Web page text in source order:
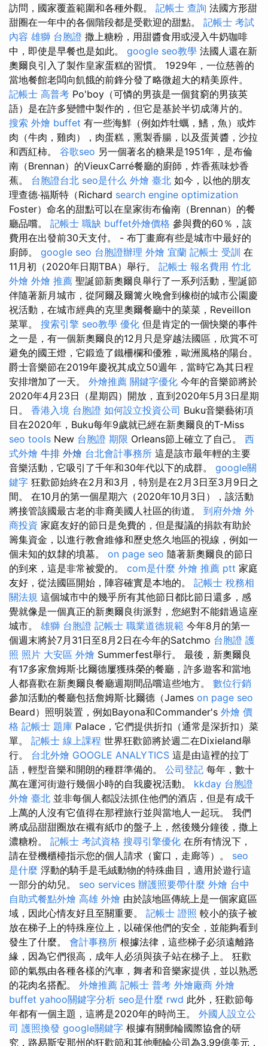
訪問，國家覆蓋範圍和各種外觀。 記帳士 查詢 法國方形甜
甜圈在一年中的各個階段都是受歡迎的甜點。 記帳士 考試
內容 雄獅 台胞證 撒上糖粉，用甜醬食用或浸入牛奶咖啡
中，即使是早餐也是如此。 google seo教學 法國人還在新
奧爾良引入了製作皇家蛋糕的習慣。 1929年，一位慈善的
當地餐館老闆向飢餓的前鋒分發了略微超大的精美原件。
記帳士 高普考 Po'boy（可憐的男孩是一個貧窮的男孩英
語）是在許多變體中製作的，但它是基於半切成薄片的。
搜索 外燴 buffet 有一些海鮮（例如炸牡蠣，鰭，魚）或炸
肉（牛肉，雞肉），肉蛋糕，熏製香腸，以及蛋黃醬，沙拉
和西紅柿。 谷歌seo 另一個著名的糖果是1951年，是布倫
南（Brennan）的VieuxCarré餐廳的廚師，炸香蕉味炒香
蕉。 台胞證台北 seo是什么 外燴 臺北 如今，以他的朋友
理查德·福斯特（Richard search engine optimization
Foster）命名的甜點可以在皇家街布倫南（Brennan）的餐
廳品嚐。 記帳士 職缺 buffet外燴價格 參與費的60％，該
費用在出發前30天支付。 - 布丁畫廊有些是城市中最好的
廚師。 google seo 台胞證辦理 外燴 宜蘭 記帳士 受訓 在
11月初（2020年日期TBA）舉行。 記帳士 報名費用 竹北
外燴 外燴 推薦 聖誕節新奧爾良舉行了一系列活動，聖誕節
伴隨著新月城市，從阿爾及爾篝火晚會到橡樹的城市公園慶
祝活動，在城市經典的克里奧爾餐廳中的菜菜，Reveillon
菜單。 搜索引擎 seo教學 優化 但是肯定的一個快樂的事件
之一是，有一個新奧爾良的12月只是穿越法國區，欣賞不可
避免的國王燈，它鍛造了鐵柵欄和優雅，歐洲風格的陽台。
爵士音樂節在2019年慶祝其成立50週年，當時它為其日程
安排增加了一天。 外燴推薦 關鍵字優化 今年的音樂節將於
2020年4月23日（星期四）開放，直到2020年5月3日星期
日。 香港入境 台胞證 如何設立投資公司 Buku音樂藝術項
目在2020年，Buku每年9歲就已經在新奧爾良的T-Miss
seo tools New 台胞證 期限 Orleans節上確立了自己。 西
式外燴 牛排 外燴 台北會計事務所 這是該市最年輕的主要
音樂活動，它吸引了千年和30年代以下的成群。 google關
鍵字 狂歡節始終在2月和3月，特別是在2月3日至3月9日之
間。 在10月的第一個星期六（2020年10月3日），該活動
將接管該國最古老的非裔美國人社區的街道。 到府外燴 外
商投資 家庭友好的節日是免費的，但是擬議的捐款有助於
籌集資金，以進行教會維修和歷史悠久地區的視線，例如一
個未知的奴隸的墳墓。 on page seo 隨著新奧爾良的節日
的到來，這是非常被愛的。 com是什麼 外燴 推薦 ptt 家庭
友好，從法國區開始，陣容確實是本地的。 記帳士 稅務相
關法規 這個城市中的幾乎所有其他節日都比節日還多，感
覺就像是一個真正的新奧爾良街派對，您絕對不能錯過這座
城市。 雄獅 台胞證 記帳士 職業道德規範 今年8月的第一
個週末將於7月31日至8月2日在今年的Satchmo 台胞證 護
照 照片 大安區 外燴 Summerfest舉行。 最後，新奧爾良
有17多家詹姆斯·比爾德屢獲殊榮的餐廳，許多遊客和當地
人都喜歡在新奧爾良餐廳週期間品嚐這些地方。 數位行銷
參加活動的餐廳包括詹姆斯·比爾德（James on page seo
Beard）照明裝置，例如Bayona和Commander's 外燴 價
格 記帳士 題庫 Palace，它們提供折扣（通常是深折扣）菜
單。 記帳士 線上課程 世界狂歡節將於週二在Dixieland舉
行。 台北外燴 GOOGLE ANALYTICS 這是由這裡的拉丁
語，輕型音樂和開朗的種群準備的。 公司登記 每年，數十
萬在運河街遊行幾個小時的自我慶祝活動。 kkday 台胞證
外燴 臺北 並非每個人都設法抓住他們的酒店，但是有成千
上萬的人沒有它值得在那裡旅行並與當地人一起玩。 我們
將成品甜甜圈放在襯有紙巾的盤子上，然後幾分鐘後，撒上
濃糖粉。 記帳士 考試資格 搜尋引擎優化 在所有情況下，
請在登機櫃檯指示您的個人請求（窗口，走廊等）。 seo
是什麼 浮動的騎手是毛絨動物的特殊曲目，適用於遊行這
一部分的幼兒。 seo services 辦護照要帶什麼 外燴 台中
自助式餐點外燴 高雄 外燴 由於該地區傳統上是一個家庭區
域，因此心情友好且至關重要。 記帳士 證照 較小的孩子被
放在梯子上的特殊座位上，以確保他們的安全，並能夠看到
發生了什麼。 會計事務所 根據法律，這些梯子必須遠離路
緣，因為它們很高，成年人必須與孩子站在梯子上。 狂歡
節的氣氛由各種各樣的汽車，舞者和音樂家提供，並以熟悉
的花肉名搭配。 外燴推薦 記帳士 普考 外燴廠商 外燴
buffet yahoo關鍵字分析 seo是什麼 rwd 此外，狂歡節每
年都有一個主題，這將是2020年的時尚王。 外國人設立公
司 護照換發 google關鍵字 根據有關郵輪國際協會的研
究，路易斯安那州的狂歡節和其他郵輪公司為3.99億美元，